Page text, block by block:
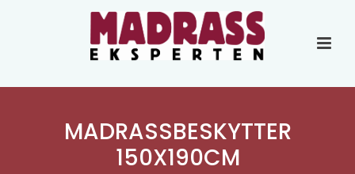
MADRASSBESKYTTER
150X190CM